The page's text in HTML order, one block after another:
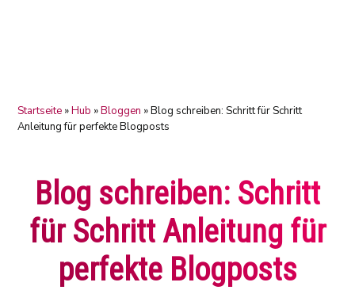
Startseite »Hub »Bloggen »Blog schreiben: Schritt für Schritt
Anleitung für perfekte Blogposts
Blog schreiben: Schritt
für Schritt Anleitung für
perfekte Blogposts